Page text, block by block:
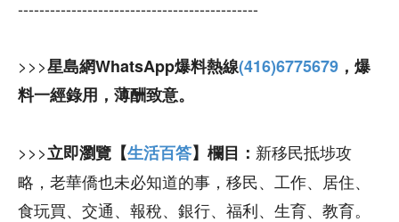
---------------------------------------------
>>>星島網WhatsApp爆料熱線(416)6775679 ，爆
料一經錄用，薄酬致意。
>>>立即瀏覽【生活百答】欄目： 新移民抵埗攻
略，老華僑也未必知道的事，移民、工作、居住、
食玩買、交通、報稅、銀行、福利、生育、教育。